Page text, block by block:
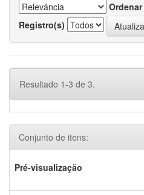
Ordenar
Registro(s)
Resultado 1-3 de 3.
Conjunto de itens:
Pré-visualização